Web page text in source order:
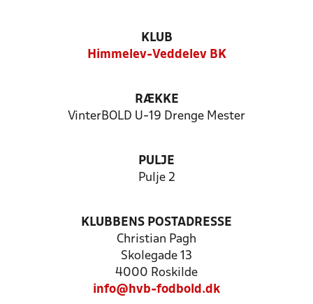
KLUB
Himmelev-Veddelev BK
RÆKKE
VinterBOLD U-19 Drenge Mester
PULJE
Pulje 2
KLUBBENS POSTADRESSE
Christian Pagh
Skolegade 13
4000 Roskilde
info@hvb-fodbold.dk